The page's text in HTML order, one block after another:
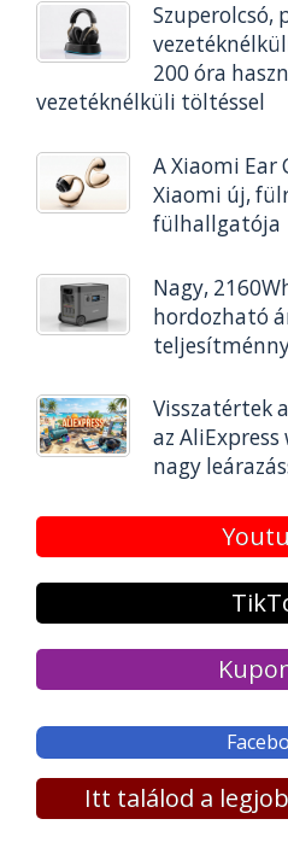
Szuperolcsó,
200 óra
vezetéknélküli töltéssel
A Xiaomi Ear
Xiaomi új,
fülhallgatója
Nagy,
hordozható
Visszatértek
az
nagy
Itt találod a